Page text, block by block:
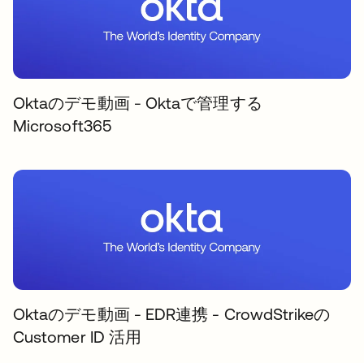
Oktaのデモ動画 - Oktaで管理する
Microsoft365
Oktaのデモ動画 - EDR連携 - CrowdStrikeの
Customer ID 活用